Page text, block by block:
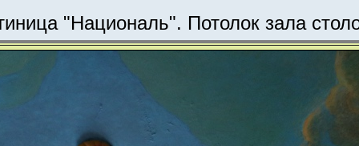
"Националь". Потолок зала